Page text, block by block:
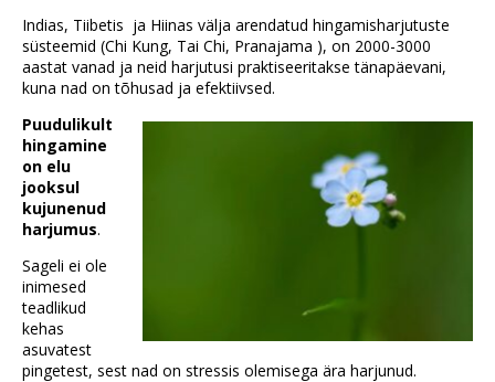
Indias, Tiibetis ja Hiinas välja arendatud hingamisharjutuste
süsteemid (Chi Kung, Tai Chi, Pranajama ), on 2000-3000
aastat vanad ja neid harjutusi praktiseeritakse tänapäevani,
kuna nad on tõhusad ja efektiivsed.
Puudulikult
hingamine
on elu
jooksul
kujunenud
harjumus.
Sageli ei ole
inimesed
teadlikud
kehas
asuvatest
pingetest, sest nad on stressis olemisega ära harjunud.